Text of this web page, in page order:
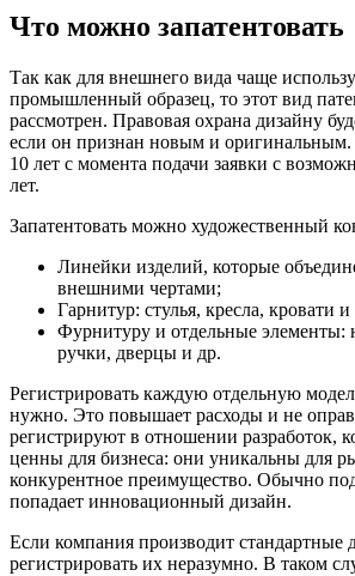
Что можно запатентовать
Так как для внешнего вида чаще
промышленный образец, то этот вид
рассмотрен. Правовая охрана дизайну
если он признан новым и оригинальным.
10 лет с момента подачи заявки с
лет.
Запатентовать можно художественный
Линейки изделий, которые
внешними чертами;
Гарнитур: стулья, кресла, кровати и
Фурнитуру и отдельные элементы:
ручки, дверцы и др.
Регистрировать каждую отдельную
нужно. Это повышает расходы и не
регистрируют в отношении разработок,
ценны для бизнеса: они уникальны для
конкурентное преимущество. Обычно
попадает инновационный дизайн.
Если компания производит стандартные
регистрировать их неразумно. В таком